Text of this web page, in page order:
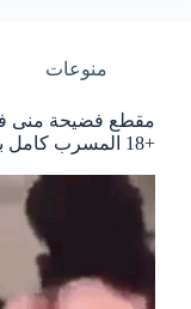
منوعات
مقطع فضيحة منى
+18 المسرب كامل بدون حذف